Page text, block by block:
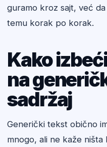
guramo kroz sajt, već
temu korak po korak.
Kako
na
sadržaj
Generički tekst obično
mnogo, ali ne kaže